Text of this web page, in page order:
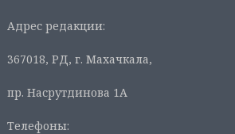
Адрес редакции:
367018, РД, г. Махачкала,
пр. Насрутдинова 1А
Телефоны: